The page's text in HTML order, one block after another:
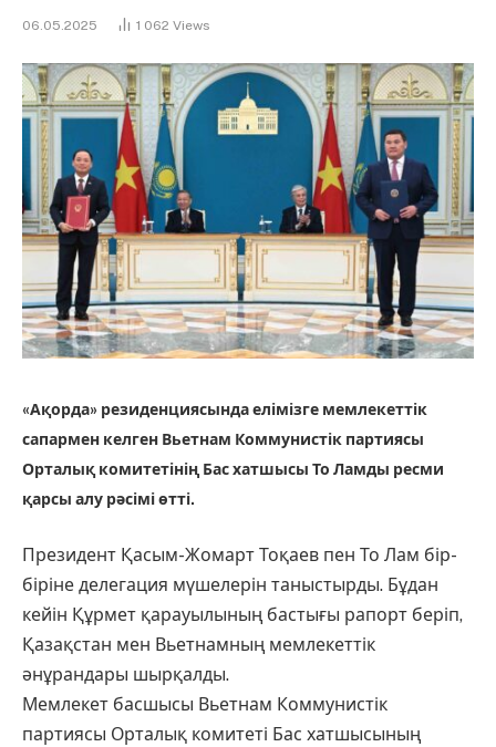
06.05.2025 1 062 Views
«Ақорда» резиденциясында елімізге мемлекеттік
сапармен келген Вьетнам Коммунистік партиясы
Орталық комитетінің Бас хатшысы То Ламды ресми
қарсы алу рәсімі өтті.
Президент Қасым-Жомарт Тоқаев пен То Лам бір-
біріне делегация мүшелерін таныстырды. Бұдан
кейін Құрмет қарауылының бастығы рапорт беріп,
Қазақстан мен Вьетнамның мемлекеттік
әнұрандары шырқалды.
Мемлекет басшысы Вьетнам Коммунистік
партиясы Орталық комитеті Бас хатшысының